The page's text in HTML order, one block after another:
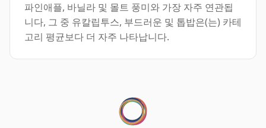
파인애플, 바닐라 및 몰트 풍미와 가장 자주 연관됩
니다, 그 중 유칼립투스, 부드러운 및 톱밥은(는) 카테
고리 평균보다 더 자주 나타납니다.